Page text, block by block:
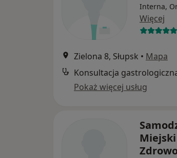
Interna,
Więcej
Zielona 8, Słupsk • Mapa
Konsultacja
Pokaż więcej usług